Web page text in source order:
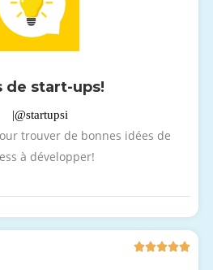
de start-ups!
|@startupsi
trouver de bonnes idées de
à développer!
